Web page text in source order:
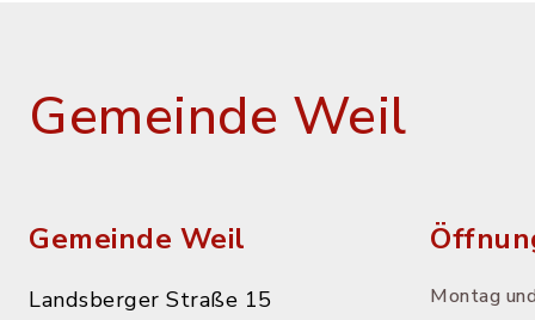
Gemeinde Weil
Gemeinde Weil
Landsberger Straße 15
Montag